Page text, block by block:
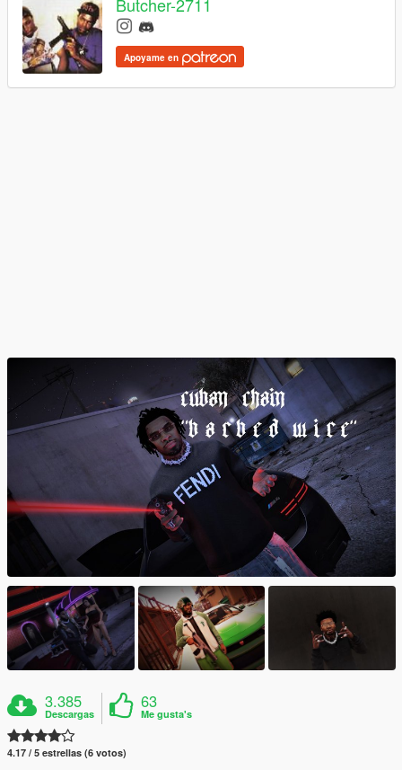
Butcher-2711
Apoyame en
3.385
Descargas
63
Me gusta's
4.17 / 5 estrellas (6 votos)